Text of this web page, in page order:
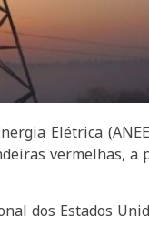
Elétrica
vermelhas, a
dos Estados